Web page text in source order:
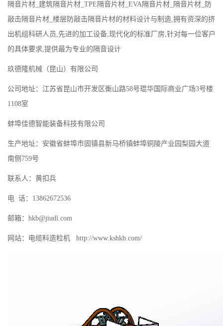
隔音片材_建筑隔音片材_TPE隔音片材_EVA隔音片材_隔音片材_防
敲击隔音片材_楼层防敲击隔音片材的材料设计与制造,拥有资深的挤
出机组科研人员,先进的加工设备,现代化的标准厂房,针对每一位客户
的具体要求,提供最为专业的隔音设计
玖德隆机械（昆山）有限公司
公司地址：江苏省昆山市开发区衡山路58号琨华国际商业广场3号楼
1108室
蚌埠佳德智能装备科技有限公司
生产地址：安徽省蚌埠市固镇县新马桥镇蚌埠铜陵产业园梨园大道
南侧759号
联系人：黄扣兵
电 话：13862672536
邮箱：hkb@jiudl.com
网站：电缆料造粒机 http://www.kshkb.com/